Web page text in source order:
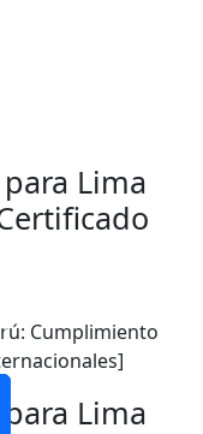
Lima
Cumplimiento
Lima